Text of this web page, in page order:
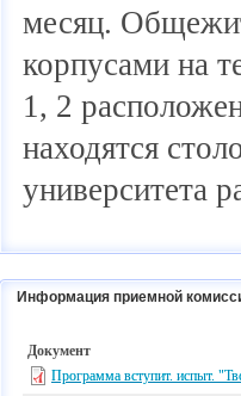
месяц.
корпусами на
1, 2
находятся
университета
Информация приемной
Документ
Программа вступит. испыт.